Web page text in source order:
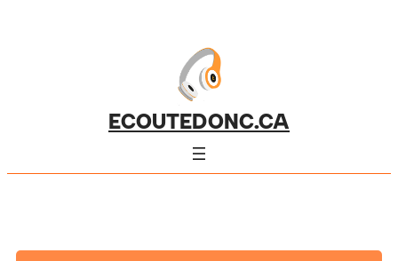
ECOUTEDONC.CA